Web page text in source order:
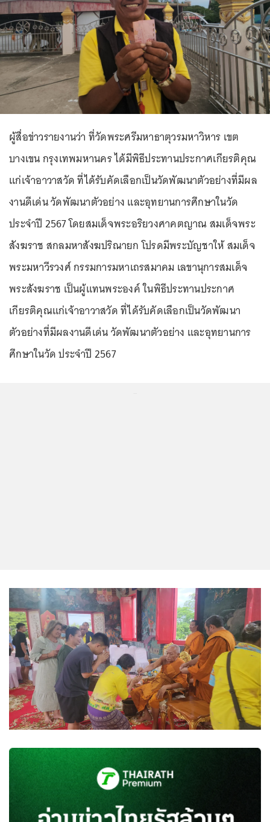
ผู้สื่อข่าวรายงานว่า ที่วัดพระศรีมหาธาตุวรมหาวิหาร เขต
บางเขน กรุงเทพมหานคร ได้มีพิธีประทานประกาศเกียรติคุณ
แก่เจ้าอาวาสวัด ที่ได้รับคัดเลือกเป็นวัดพัฒนาตัวอย่างที่มีผล
งานดีเด่น วัดพัฒนาตัวอย่าง และอุทยานการศึกษาในวัด
ประจำปี 2567 โดยสมเด็จพระอริยวงศาคตญาณ สมเด็จพระ
สังฆราช สกลมหาสังฆปริณายก โปรดมีพระบัญชาให้ สมเด็จ
พระมหาวีรวงศ์ กรรมการมหาเถรสมาคม เลขานุการสมเด็จ
พระสังฆราช เป็นผู้แทนพระองค์ ในพิธีประทานประกาศ
เกียรติคุณแก่เจ้าอาวาสวัด ที่ได้รับคัดเลือกเป็นวัดพัฒนา
ตัวอย่างที่มีผลงานดีเด่น วัดพัฒนาตัวอย่าง และอุทยานการ
ศึกษาในวัด ประจำปี 2567